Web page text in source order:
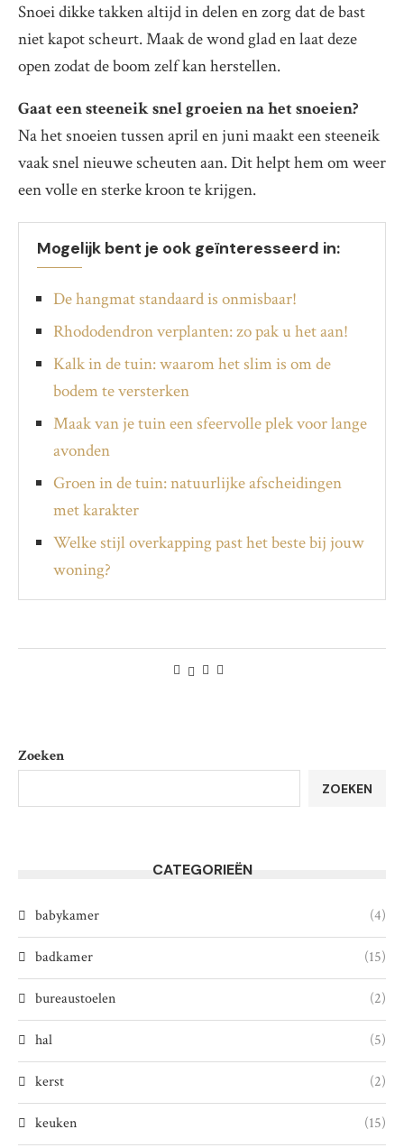
Snoei dikke takken altijd in delen en zorg dat de bast
niet kapot scheurt. Maak de wond glad en laat deze
open zodat de boom zelf kan herstellen.
Gaat een steeneik snel groeien na het snoeien?
Na het snoeien tussen april en juni maakt een steeneik
vaak snel nieuwe scheuten aan. Dit helpt hem om weer
een volle en sterke kroon te krijgen.
Mogelijk bent je ook geïnteresseerd in:
De hangmat standaard is onmisbaar!
Rhododendron verplanten: zo pak u het aan!
Kalk in de tuin: waarom het slim is om de
bodem te versterken
Maak van je tuin een sfeervolle plek voor lange
avonden
Groen in de tuin: natuurlijke afscheidingen
met karakter
Welke stijl overkapping past het beste bij jouw
woning?
Zoeken
ZOEKEN
CATEGORIEËN
babykamer (4)
badkamer (15)
bureaustoelen (2)
hal (5)
kerst (2)
keuken (15)